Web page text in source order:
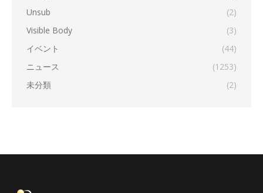
Unsub
(2)
Visible Body
(3)
イベント
(44)
ニュース
(1253)
未分類
(2)